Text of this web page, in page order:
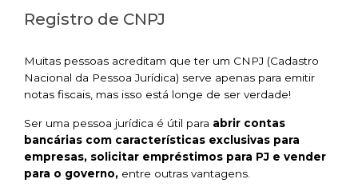
Registro de CNPJ
Muitas pessoas acreditam que ter um CNPJ (Cadastro
Nacional da Pessoa Jurídica) serve apenas para emitir
notas fiscais, mas isso está longe de ser verdade!
Ser uma pessoa jurídica é útil para abrir contas
bancárias com características exclusivas para
empresas, solicitar empréstimos para PJ e vender
para o governo, entre outras vantagens.